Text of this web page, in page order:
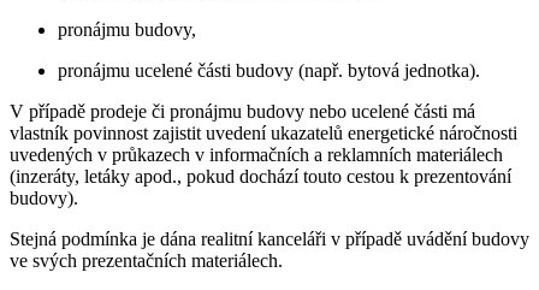
pronájmu budovy,
pronájmu ucelené části budovy (např. bytová jednotka).
V případě prodeje či pronájmu budovy nebo ucelené části má
vlastník povinnost zajistit uvedení ukazatelů energetické náročnosti
uvedených v průkazech v informačních a reklamních materiálech
(inzeráty, letáky apod., pokud dochází touto cestou k prezentování
budovy).
Stejná podmínka je dána realitní kanceláři v případě uvádění budovy
ve svých prezentačních materiálech.